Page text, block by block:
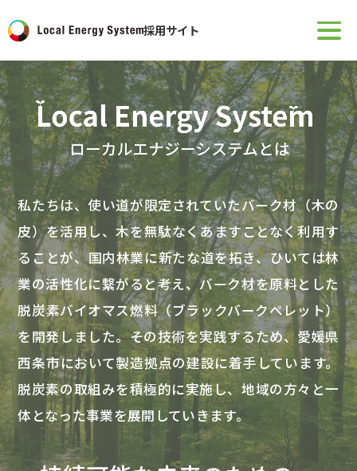
採用サイト
私たちは、使い道が限定されていたバーク材（木の
皮）を活用し、木を無駄なくあますことなく利用す
ることが、国内林業に新たな道を拓き、ひいては林
業の活性化に繋がると考え、バーク材を原料とした
脱炭素バイオマス燃料（ブラックバークペレット）
を開発しました。その技術を実践するため、愛媛県
西条市において製造拠点の建設に着手しています。
脱炭素の取組みを積極的に実施し、地域の方々と一
体となった事業を展開していきます。